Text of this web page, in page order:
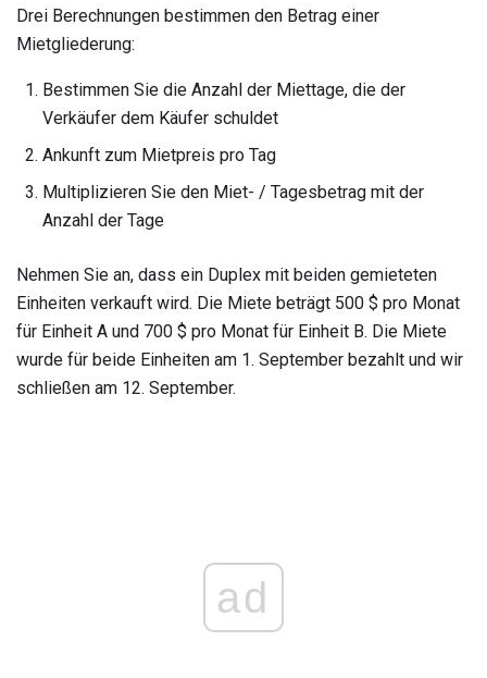
Drei Berechnungen bestimmen den Betrag einer
Mietgliederung:
Bestimmen Sie die Anzahl der Miettage, die der
Verkäufer dem Käufer schuldet
Ankunft zum Mietpreis pro Tag
Multiplizieren Sie den Miet- / Tagesbetrag mit der
Anzahl der Tage
Nehmen Sie an, dass ein Duplex mit beiden gemieteten
Einheiten verkauft wird. Die Miete beträgt 500 $ pro Monat
für Einheit A und 700 $ pro Monat für Einheit B. Die Miete
wurde für beide Einheiten am 1. September bezahlt und wir
schließen am 12. September.
ad